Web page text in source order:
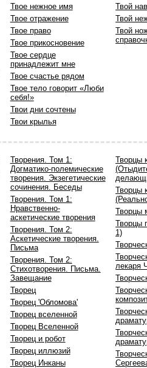
Твое нежное имя
Твое отражение
Твое право
Твое прикосновение
Твое сердце
принадлежит мне
Твое счастье рядом
Твое тело говорит «Люби
себя!»
Твои дни сочтены
Твои крылья
Твой
Твой
Твой
Творения. Том 1:
Догматико-полемические
творения. Экзегетические
сочинения. Беседы
Творения. Том 1:
Нравственно-
аскетические творения
Творения. Том 2:
Аскетические творения.
Письма
Творения. Том 2:
Стихотворения. Письма.
Завещание
Творец
Творец 'Обломова'
Творец вселенной
Творец Вселенной
Творец и робот
Творец иллюзий
Творец Инканы
Творцы
Творцы
Творцы
Творцы
1)
лекаря